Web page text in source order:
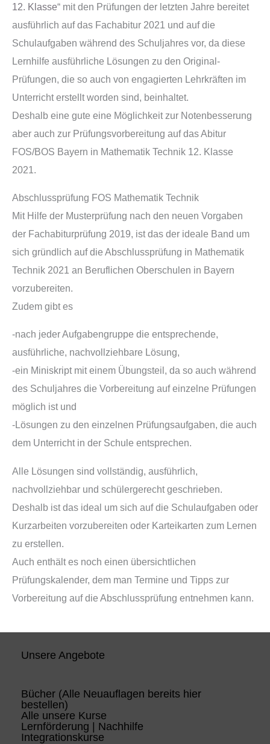
12. Klasse“ mit den Prüfungen der letzten Jahre bereitet
ausführlich auf das Fachabitur 2021 und auf die
Schulaufgaben während des Schuljahres vor, da diese
Lernhilfe ausführliche Lösungen zu den Original-
Prüfungen, die so auch von engagierten Lehrkräften im
Unterricht erstellt worden sind, beinhaltet.
Deshalb eine gute eine Möglichkeit zur Notenbesserung
aber auch zur Prüfungsvorbereitung auf das Abitur
FOS/BOS Bayern in Mathematik Technik 12. Klasse
2021.
Abschlussprüfung FOS Mathematik Technik
Mit Hilfe der Musterprüfung nach den neuen Vorgaben
der Fachabiturprüfung 2019, ist das der ideale Band um
sich gründlich auf die Abschlussprüfung in Mathematik
Technik 2021 an Beruflichen Oberschulen in Bayern
vorzubereiten.
Zudem gibt es
-nach jeder Aufgabengruppe die entsprechende,
ausführliche, nachvollziehbare Lösung,
-ein Miniskript mit einem Übungsteil, da so auch während
des Schuljahres die Vorbereitung auf einzelne Prüfungen
möglich ist und
-Lösungen zu den einzelnen Prüfungsaufgaben, die auch
dem Unterricht in der Schule entsprechen.
Alle Lösungen sind vollständig, ausführlich,
nachvollziehbar und schülergerecht geschrieben.
Deshalb ist das ideal um sich auf die Schulaufgaben oder
Kurzarbeiten vorzubereiten oder Karteikarten zum Lernen
zu erstellen.
Auch enthält es noch einen übersichtlichen
Prüfungskalender, dem man Termine und Tipps zur
Vorbereitung auf die Abschlussprüfung entnehmen kann.
Unsere Angebote
Bücher (Alle Neuauflagen bereits hier
bestellen)
Alle unsere Kurse
Lernförderung | Nachhilfe
Integrationskurse